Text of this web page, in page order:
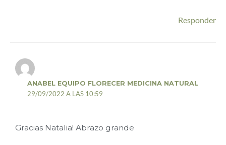
Responder
ANABEL EQUIPO FLORECER MEDICINA NATURAL
29/09/2022 A LAS 10:59
Gracias Natalia! Abrazo grande